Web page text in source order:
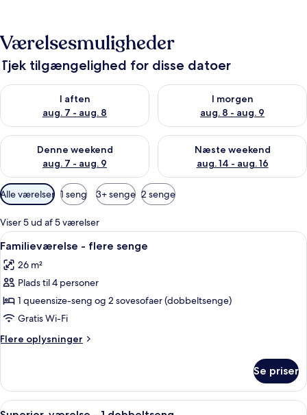
Værelsesmuligheder
Tjek tilgængelighed for disse datoer
I aften
aug. 7 - aug. 8
Tjek tilgængelighed for i aften aug. 7 - aug. 8
I morgen
aug. 8 - aug. 9
Tjek tilgængelighed for i
Denne weekend
aug. 7 - aug. 9
Tjek tilgængelighed for denne weekend aug. 7 - aug. 9
Næste weekend
aug. 14 - aug. 16
Tjek tilgængelighed for næste
Tilgængelige
filtre
for
værelser
Alle værelser 1 seng 3+ senge 2 senge
Viser 5 ud af 5 værelser
Indlæs
alle
billeder
af
Familieværelse
-
flere
senge
Et moderne hotelværelse med seng,
5
Familieværelse - flere senge
26 m²
Plads til 4 personer
1 queensize-seng og 2 sovesofaer (dobbeltsenge)
Gratis Wi-Fi
Flere oplysninger
Flere
-
flere
senge
Se priser
Indlæs
Premium-sengetøj, pengeskab på
6